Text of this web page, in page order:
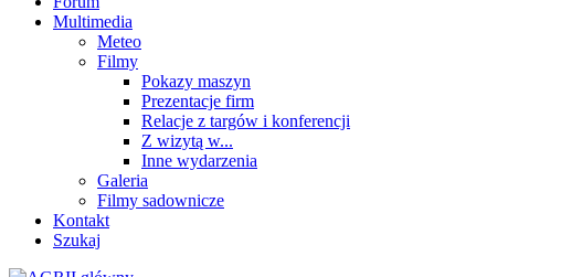
Multimedia
Meteo
Filmy
Pokazy maszyn
Prezentacje firm
Relacje z targów i konferencji
Z wizytą w...
Inne wydarzenia
Galeria
Filmy sadownicze
Kontakt
Szukaj